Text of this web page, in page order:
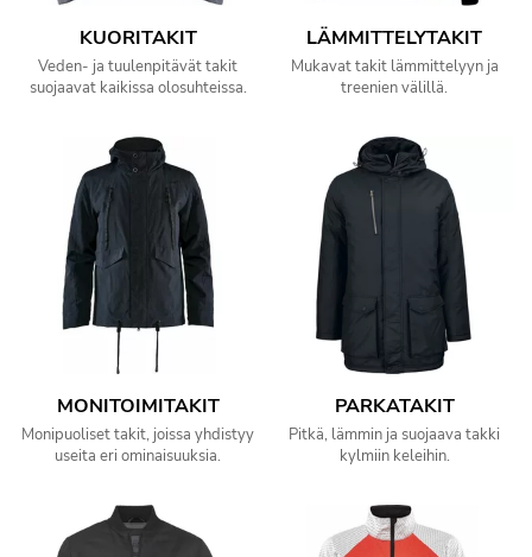
KUORITAKIT
Veden- ja tuulenpitävät takit
suojaavat kaikissa olosuhteissa.
LÄMMITTELYTAKIT
Mukavat takit lämmittelyyn ja
treenien välillä.
MONITOIMITAKIT
Monipuoliset takit, joissa yhdistyy
useita eri ominaisuuksia.
PARKATAKIT
Pitkä, lämmin ja suojaava takki
kylmiin keleihin.